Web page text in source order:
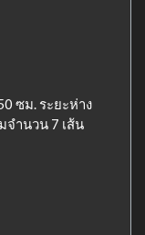
ซม. ระยะห่าง
จำนวน 7 เส้น